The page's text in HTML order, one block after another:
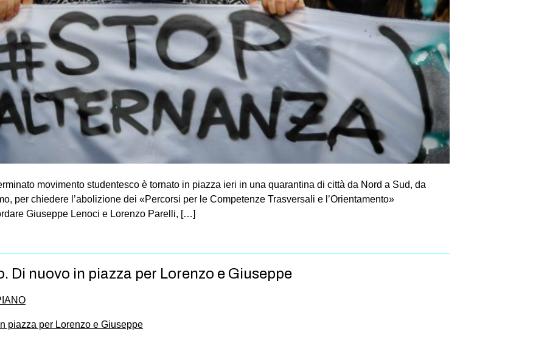
movimento studentesco è tornato in piazza ieri in una quarantina di città da Nord a Sud, da
per chiedere l’abolizione dei «Percorsi per le Competenze Trasversali e l’Orientamento»
Giuseppe Lenoci e Lorenzo Parelli, […]
Di nuovo in piazza per Lorenzo e Giuseppe